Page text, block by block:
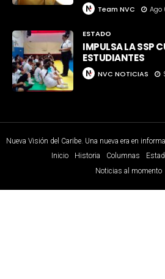
Team NVC Ago
ESTADO
IMPULSA LA SSP
ESTUDIANTES
NVC NOTICIAS
Nueva Visión del Caribe. Una nueva era en
Inicio
Historia Columnas
Noticias al momento